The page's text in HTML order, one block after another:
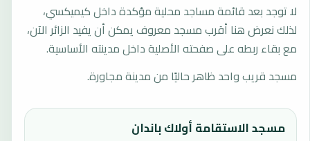
لا توجد بعد قائمة مساجد محلية مؤكدة داخل كيميكسي،
لذلك نعرض هنا أقرب مسجد معروف يمكن أن يفيد الزائر الآن،
مع بقاء ربطه على صفحته الأصلية داخل مدينته الأساسية.
مسجد قريب واحد ظاهر حاليًا من مدينة مجاورة.
مسجد الاستقامة أولاك باندان